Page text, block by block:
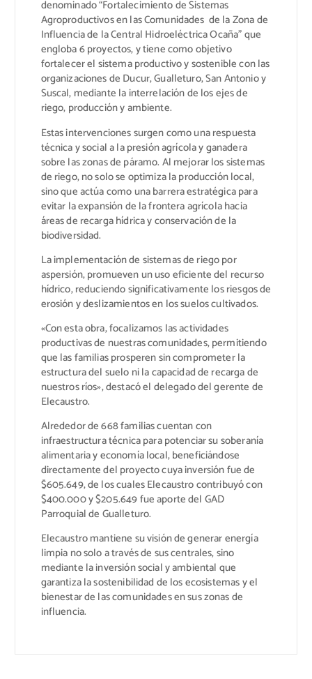
denominado “Fortalecimiento de Sistemas
Agroproductivos en las Comunidades de la Zona de
Influencia de la Central Hidroeléctrica Ocaña” que
engloba 6 proyectos, y tiene como objetivo
fortalecer el sistema productivo y sostenible con las
organizaciones de Ducur, Gualleturo, San Antonio y
Suscal, mediante la interrelación de los ejes de
riego, producción y ambiente.
Estas intervenciones surgen como una respuesta
técnica y social a la presión agrícola y ganadera
sobre las zonas de páramo. Al mejorar los sistemas
de riego, no solo se optimiza la producción local,
sino que actúa como una barrera estratégica para
evitar la expansión de la frontera agrícola hacia
áreas de recarga hídrica y conservación de la
biodiversidad.
La implementación de sistemas de riego por
aspersión, promueven un uso eficiente del recurso
hídrico, reduciendo significativamente los riesgos de
erosión y deslizamientos en los suelos cultivados.
«Con esta obra, focalizamos las actividades
productivas de nuestras comunidades, permitiendo
que las familias prosperen sin comprometer la
estructura del suelo ni la capacidad de recarga de
nuestros ríos», destacó el delegado del gerente de
Elecaustro.
Alrededor de 668 familias cuentan con
infraestructura técnica para potenciar su soberanía
alimentaria y economía local, beneficiándose
directamente del proyecto cuya inversión fue de
$605.649, de los cuales Elecaustro contribuyó con
$400.000 y $205.649 fue aporte del GAD
Parroquial de Gualleturo.
Elecaustro mantiene su visión de generar energía
limpia no solo a través de sus centrales, sino
mediante la inversión social y ambiental que
garantiza la sostenibilidad de los ecosistemas y el
bienestar de las comunidades en sus zonas de
influencia.